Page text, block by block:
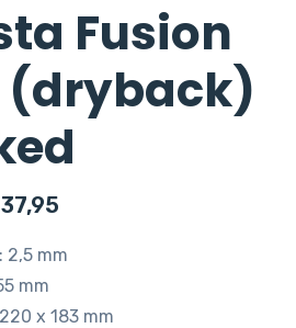
Fusion
(dryback)
Huidige
€ 37,95.
2,5 mm
mm
x 183 mm